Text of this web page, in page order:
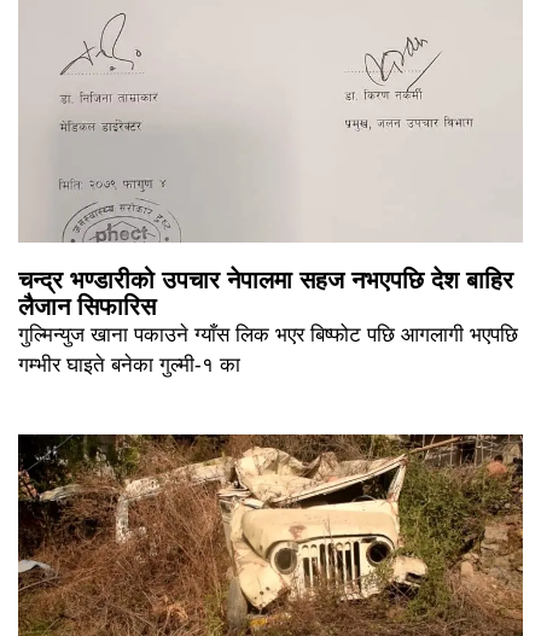
चन्द्र भण्डारीको उपचार नेपालमा सहज नभएपछि देश बाहिर
लैजान सिफारिस
गुल्मिन्युज खाना पकाउने ग्याँस लिक भएर बिष्फोट पछि आगलागी भएपछि
गम्भीर घाइते बनेका गुल्मी-१ का